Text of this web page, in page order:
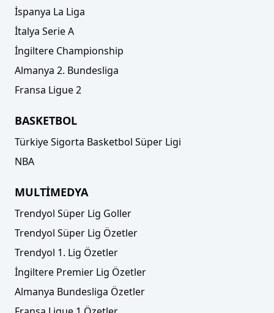
İspanya La Liga
İtalya Serie A
İngiltere Championship
Almanya 2. Bundesliga
Fransa Ligue 2
BASKETBOL
Türkiye Sigorta Basketbol Süper Ligi
NBA
MULTİMEDYA
Trendyol Süper Lig Goller
Trendyol Süper Lig Özetler
Trendyol 1. Lig Özetler
İngiltere Premier Lig Özetler
Almanya Bundesliga Özetler